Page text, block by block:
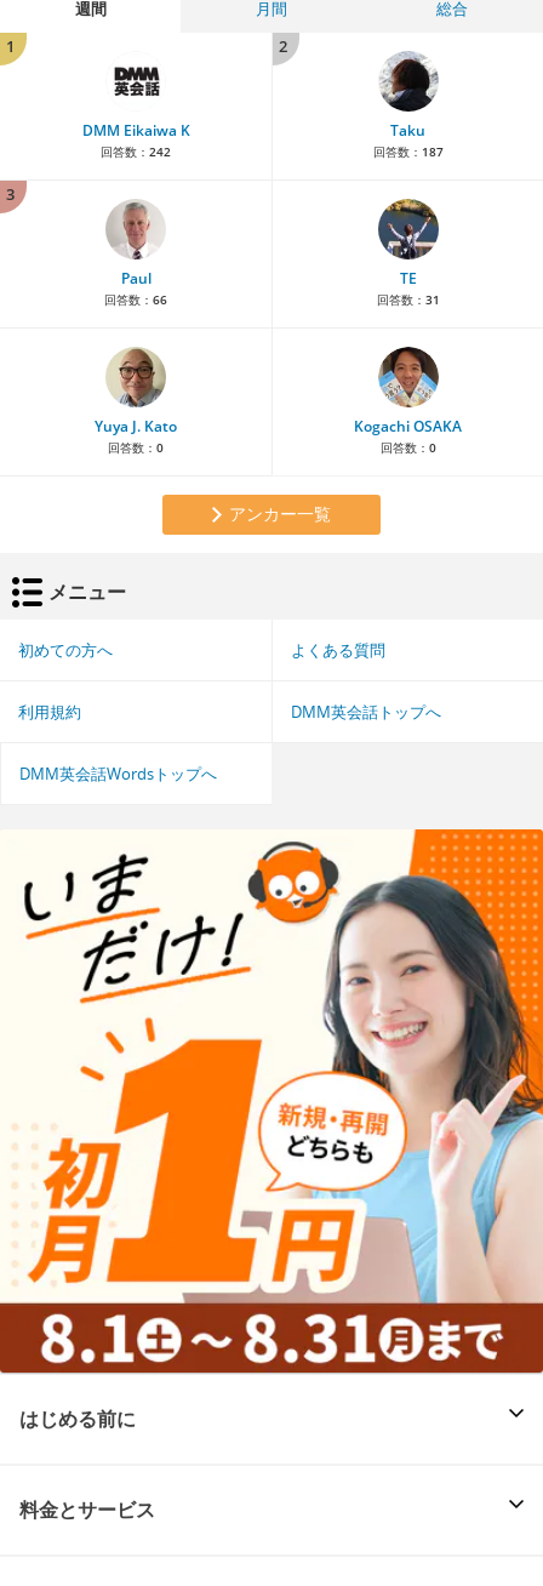
週間 月間
総合
1
DMM Eikaiwa K
回答数： 242
2
Taku
回答数： 187
3
Paul
回答数： 66
TE
回答数： 31
Yuya J. Kato
回答数： 0
Kogachi OSAKA
回答数： 0
アンカー一覧
メニュー
初めての方へ よくある質問
利用規約 DMM英会話トップへ
DMM英会話Wordsトップへ
はじめる前に
料金とサービス